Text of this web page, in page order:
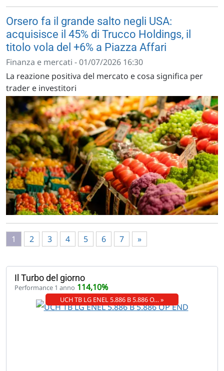
Orsero fa il grande salto negli USA:
acquisisce il 45% di Trucco Holdings, il
titolo vola del +6% a Piazza Affari
Finanza e mercati - 01/07/2026 16:30
La reazione positiva del mercato e cosa significa per
trader e investitori
1 2 3 4 5 6 7 »
Il Turbo del giorno
Performance 1 anno 114,10%
UCH TB LG ENEL 5.886 B 5.886 O… »